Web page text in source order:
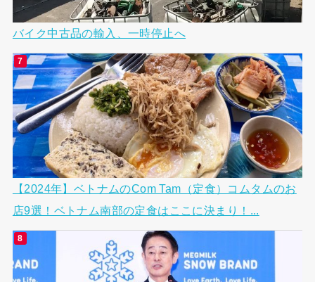
バイク中古品の輸入、一時停止へ
【2024年】ベトナムのCom Tam（定食）コムタムのお
店9選！ベトナム南部の定食はここに決まり！...